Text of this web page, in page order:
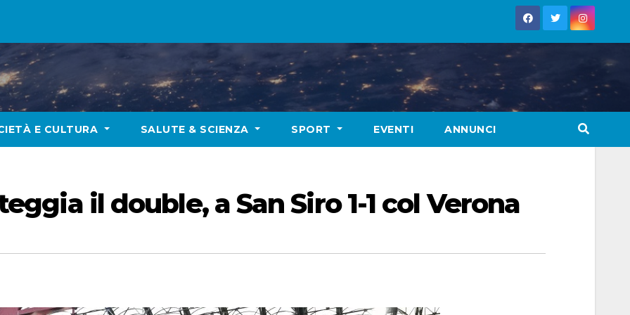
E CULTURA SALUTE & SCIENZA SPORT EVENTI ANNUNCI
il double, a San Siro 1-1 col Verona